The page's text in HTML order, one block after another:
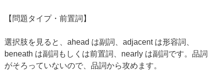
【問題タイプ・前置詞】
選択肢を見ると、ahead は副詞、adjacent は形容詞、
beneath は副詞もしくは前置詞、nearly は副詞です。品詞
がそろっていないので、品詞から攻めます。